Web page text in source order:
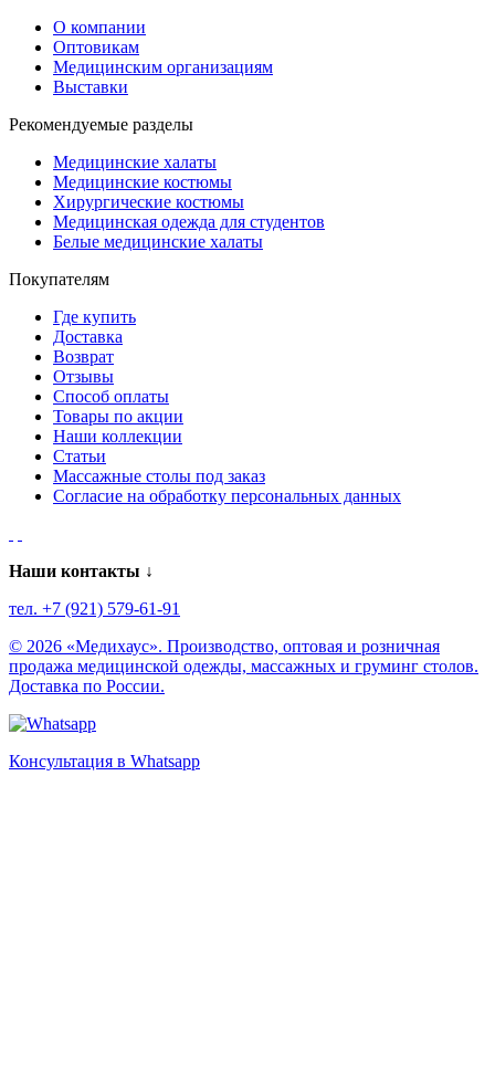
О компании
Оптовикам
Медицинским организациям
Выставки
Рекомендуемые разделы
Медицинские халаты
Медицинские костюмы
Хирургические костюмы
Медицинская одежда для студентов
Белые медицинские халаты
Покупателям
Где купить
Доставка
Возврат
Отзывы
Способ оплаты
Товары по акции
Наши коллекции
Статьи
Массажные столы под заказ
Согласие на обработку персональных данных
Наши контакты ↓
тел. +7 (921) 579-61-91
© 2026 «Медихаус». Производство, оптовая и розничная
продажа медицинской одежды, массажных и груминг столов.
Доставка по России.
Консультация в Whatsapp